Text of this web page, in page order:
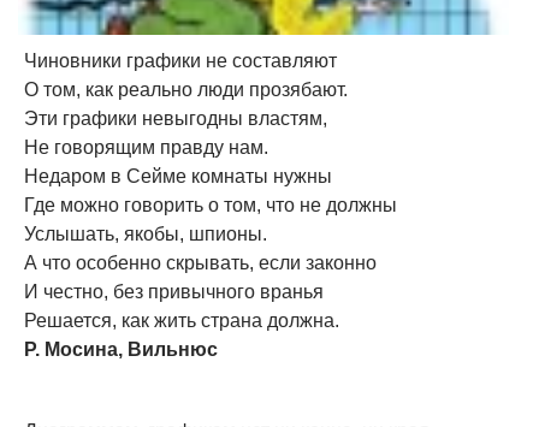
Чиновники графики не составляют
О том, как реально люди прозябают.
Эти графики невыгодны властям,
Не говорящим правду нам.
Недаром в Сейме комнаты нужны
Где можно говорить о том, что не должны
Услышать, якобы, шпионы.
А что особенно скрывать, если законно
И честно, без привычного вранья
Решается, как жить страна должна.
Р. Мосина, Вильнюс